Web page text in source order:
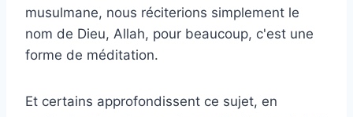
musulmane, nous réciterions simplement le
nom de Dieu, Allah, pour beaucoup, c'est une
forme de méditation.
Et certains approfondissent ce sujet, en